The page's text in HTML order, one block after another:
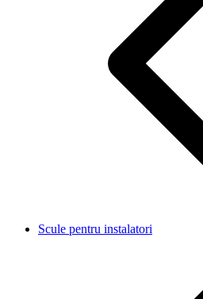
Scule pentru instalatori